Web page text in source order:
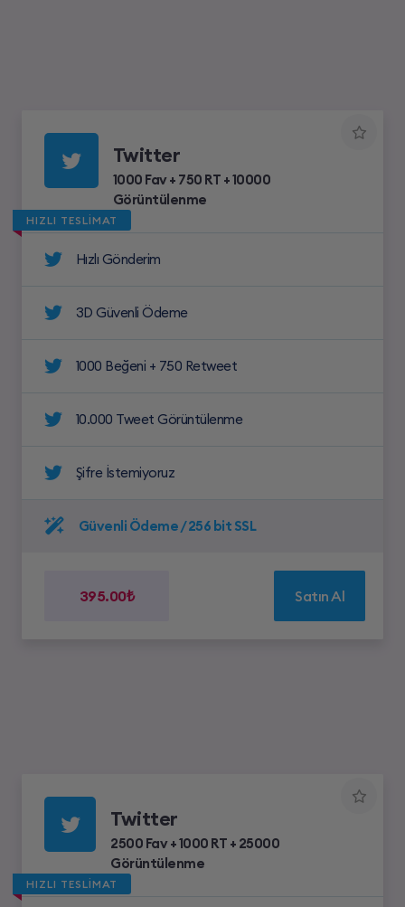
Twitter
1000 Fav + 750 RT + 10000
Görüntülenme
HIZLI TESLİMAT
Hızlı Gönderim
3D Güvenli Ödeme
1000 Beğeni + 750 Retweet
10.000 Tweet Görüntülenme
Şifre İstemiyoruz
Güvenli Ödeme / 256 bit SSL
395.00₺ Satın Al
Twitter
2500 Fav + 1000 RT + 25000
Görüntülenme
HIZLI TESLİMAT